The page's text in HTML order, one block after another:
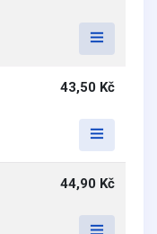
43,50 Kč
44,90 Kč